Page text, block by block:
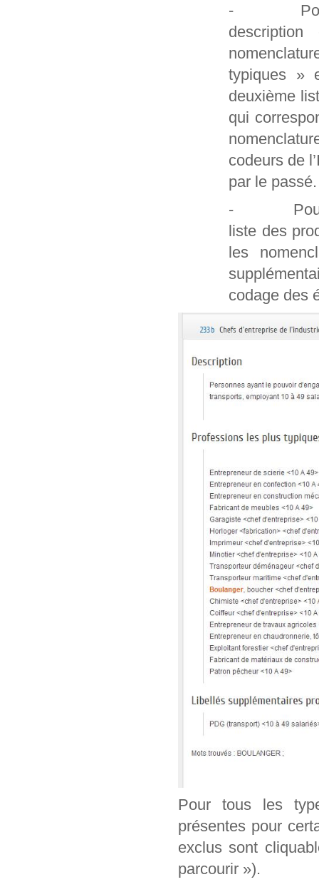
- Pour les
typiques »
deuxième
qui
codeurs de
par le passé.
- Pour les
liste des
les
codage des
Pour tous les
présentes pour
exclus sont
parcourir »).